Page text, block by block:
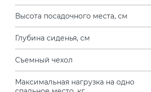
Высота посадочного места, см
Глубина сиденья, см
Съемный чехол
Максимальная нагрузка на одно